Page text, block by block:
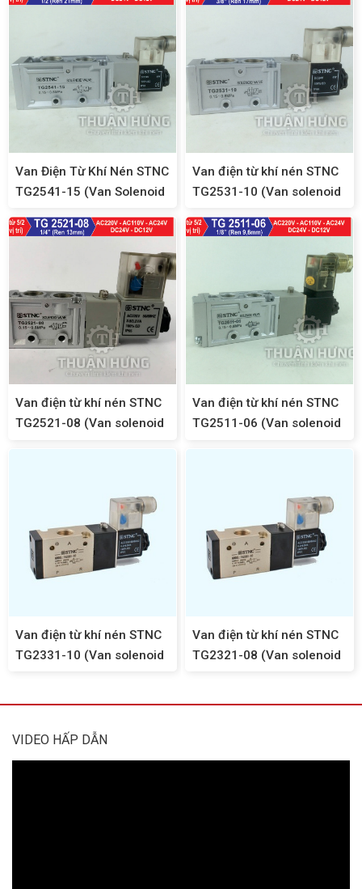
Van Điện Từ Khí Nén STNC
TG2541-15 (Van Solenoid
Van điện từ khí nén STNC
TG2531-10 (Van solenoid
Van điện từ khí nén STNC
TG2521-08 (Van solenoid
Van điện từ khí nén STNC
TG2511-06 (Van solenoid
Van điện từ khí nén STNC
TG2331-10 (Van solenoid
Van điện từ khí nén STNC
TG2321-08 (Van solenoid
VIDEO HẤP DẪN